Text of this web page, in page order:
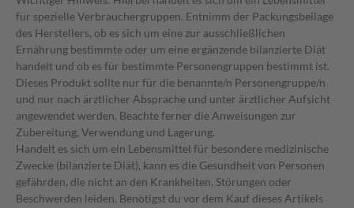
für spezielle Verbrauchergruppen. Entnimm der Packungsbeilage
des Herstellers, ob es sich um eine zur ausschließlichen
Ernährung bestimmte oder um eine ergänzende bilanzierte Diät
handelt und ob es für bestimmte Personengruppen bestimmt ist.
Dieses Produkt sollte nur für die benannte/n Personengruppe/n
und nur nach ärztlicher Absprache und unter ärztlicher Aufsicht
angewendet werden. Beachte ferner die Anweisungen zur
Zubereitung, Verwendung und Lagerung.
Handelt es sich um ein Lebensmittel für besondere medizinische
Zwecke (bilanzierte Diät), kann es die Gesundheit von Personen
gefährden, die nicht an den Krankheiten, Störungen oder
Beschwerden leiden. Benötigst du vor dem Kauf dieses Artikels